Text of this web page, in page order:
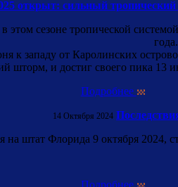
открыт: сильный
этом сезоне тропической
года.
к западу от Каролинских
шторм, и достиг своего пика
Подробнее
14 Октября 2024
штат Флорида 9 октября 2024,
Подробнее